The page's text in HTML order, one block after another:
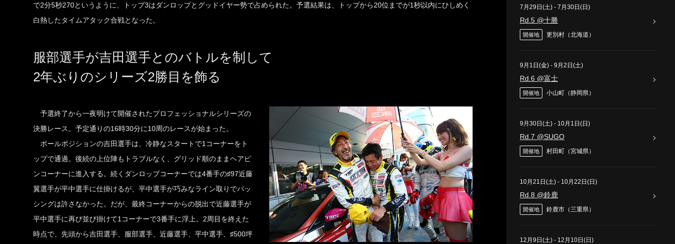
で2分5秒270というように、トップ3はダンロップとグッドイヤー勢で占められた。予選結果は、トップから20位までが1秒以内にひしめく
白熱したタイムアタック合戦となった。
服部選手が吉田選手とのバトルを制して
2年ぶりのシリーズ2勝目を飾る
予選終了から一夜明けて開催されたプロフェッショナルシリーズの
決勝レース。予定通りの16時30分に10周のレースが始まった。
ポールポジションの吉田選手は、冷静なスタートで1コーナーをト
ップで通過。後続の上位陣もトラブルなく、グリッド順のままヘアピ
ンコーナーに進入する。続くダンロップコーナーでは4番手の♯97近藤
翼選手が平中選手に仕掛けるが、平中選手が巧みなライン取りでパッ
シングは許さなかった。だが、最終コーナーからの脱出で近藤選手が
平中選手に再び並び掛けて1コーナーで3番手に浮上。2周目を終えた
時点で、先頭から吉田選手、服部選手、近藤選手、平中選手、♯500坪
7月29日(土) - 7月30日(日)
Rd.5 @十勝
開催地 更別村（北海道）
9月1日(金) - 9月2日(土)
Rd.6 @富士
開催地 小山町（静岡県）
9月30日(土) - 10月1日(日)
Rd.7 @SUGO
開催地 村田町（宮城県）
10月21日(土) - 10月22日(日)
Rd.8 @鈴鹿
開催地 鈴鹿市（三重県）
12月9日(土) - 12月10日(日)